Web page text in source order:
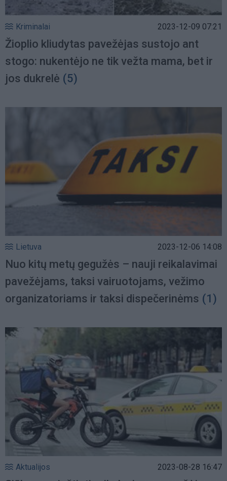
Kriminalai 2023-12-09 07:21
Žioplio kliudytas pavežėjas sustojo ant
stogo: nukentėjo ne tik vežta mama, bet ir
jos dukrelė (5)
Lietuva 2023-12-06 14:08
Nuo kitų metų gegužės – nauji reikalavimai
pavežėjams, taksi vairuotojams, vežimo
organizatoriams ir taksi dispečerinėms (1)
Aktualijos 2023-08-28 16:47